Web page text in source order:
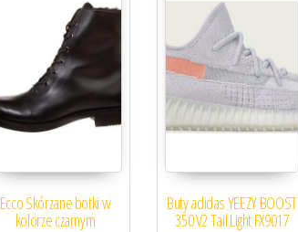
Ecco Skórzane botki w
kolorze czarnym
Buty adidas YEEZY BOOST
350 V2 Tail Light FX9017